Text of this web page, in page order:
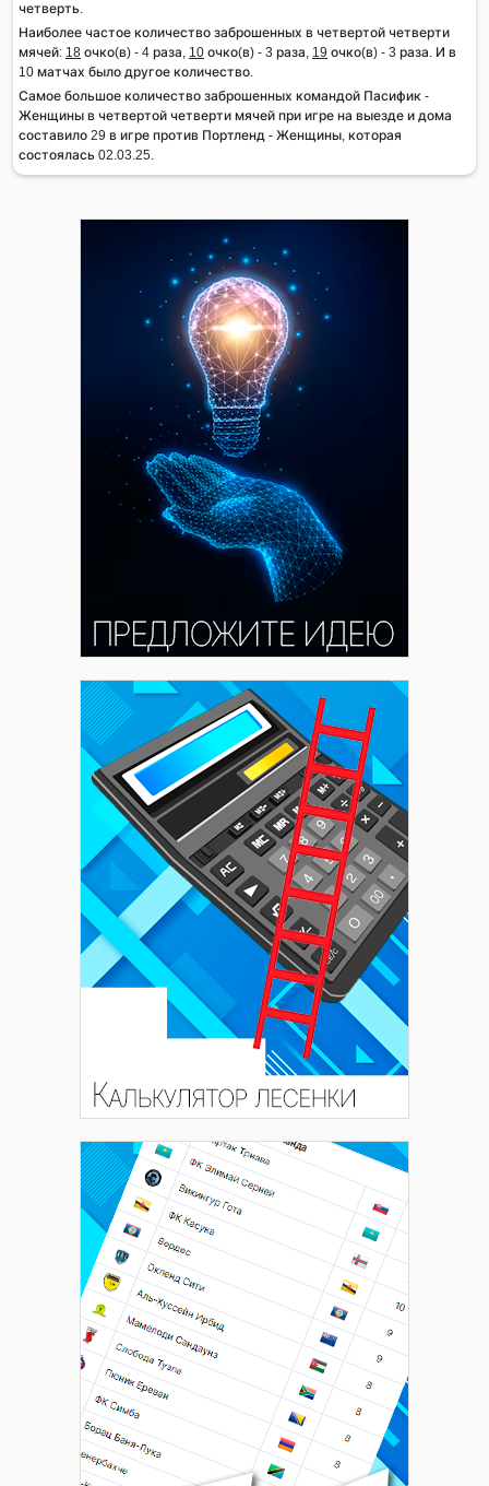
четверть.
Наиболее частое количество заброшенных в четвертой четверти
мячей: 18 очко(в) - 4 раза, 10 очко(в) - 3 раза, 19 очко(в) - 3 раза. И в
10 матчах было другое количество.
Самое большое количество заброшенных командой Пасифик -
Женщины в четвертой четверти мячей при игре на выезде и дома
составило 29 в игре против Портленд - Женщины, которая
состоялась 02.03.25.